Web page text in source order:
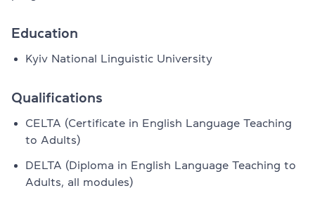
Education
Kyiv National Linguistic University
Qualifications
CELTA (Certificate in English Language Teaching
to Adults)
DELTA (Diploma in English Language Teaching to
Adults, all modules)